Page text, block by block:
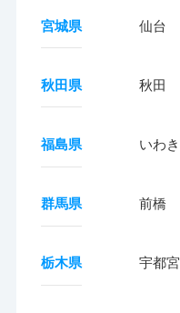
宮城県 仙台
秋田県 秋田
福島県 いわき
群馬県 前橋
栃木県 宇都宮